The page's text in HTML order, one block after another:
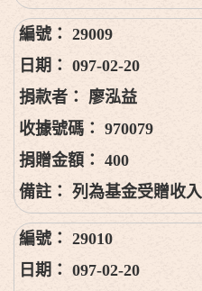
29009
097-02-20
廖泓益
970079
400
列為基金受贈收入
29010
097-02-20